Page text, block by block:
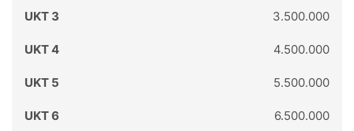
3.500.000
4.500.000
5.500.000
6.500.000